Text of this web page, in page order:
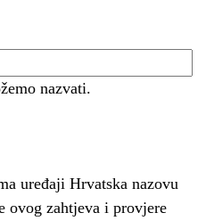
nazvati.
uređaji Hrvatska nazovu
ovog zahtjeva i provjere